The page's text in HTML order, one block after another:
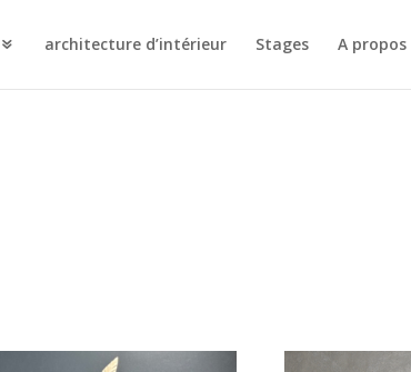
architecture d’intérieur Stages A propos